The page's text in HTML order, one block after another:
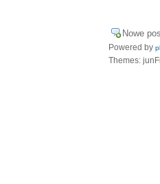
Nowe
Powered by
Themes: